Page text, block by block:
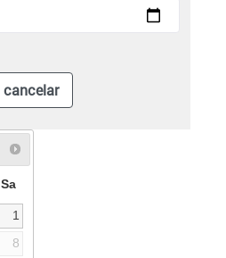
cancelar
Sa
1
8